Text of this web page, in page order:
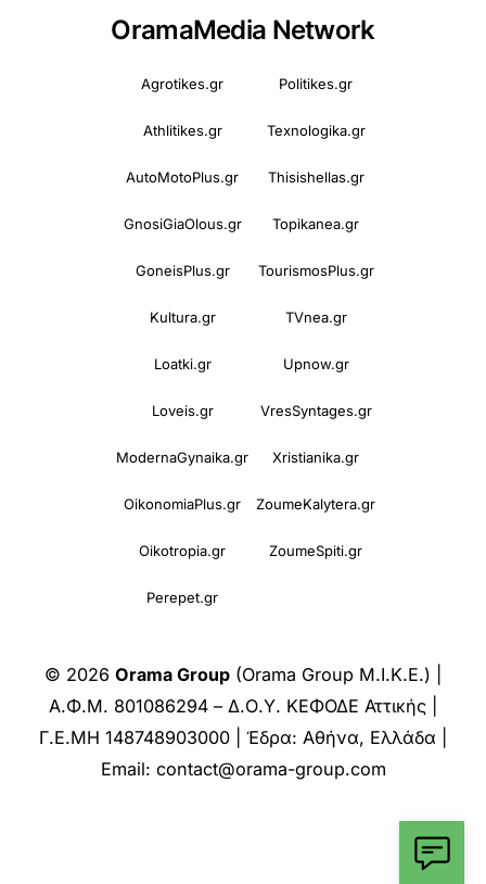
OramaMedia Network
Agrotikes.gr Politikes.gr
Athlitikes.gr Texnologika.gr
AutoMotoPlus.gr Thisishellas.gr
GnosiGiaOlous.gr Topikanea.gr
GoneisPlus.gr TourismosPlus.gr
Kultura.gr TVnea.gr
Loatki.gr Upnow.gr
Loveis.gr VresSyntages.gr
ModernaGynaika.gr Xristianika.gr
OikonomiaPlus.gr ZoumeKalytera.gr
Oikotropia.gr ZoumeSpiti.gr
Perepet.gr
© 2026 Orama Group (Orama Group Μ.Ι.Κ.Ε.) |
Α.Φ.Μ. 801086294 – Δ.Ο.Υ. ΚΕΦΟΔΕ Αττικής |
Γ.Ε.ΜΗ 148748903000 | Έδρα: Αθήνα, Ελλάδα |
Email: contact@orama-group.com